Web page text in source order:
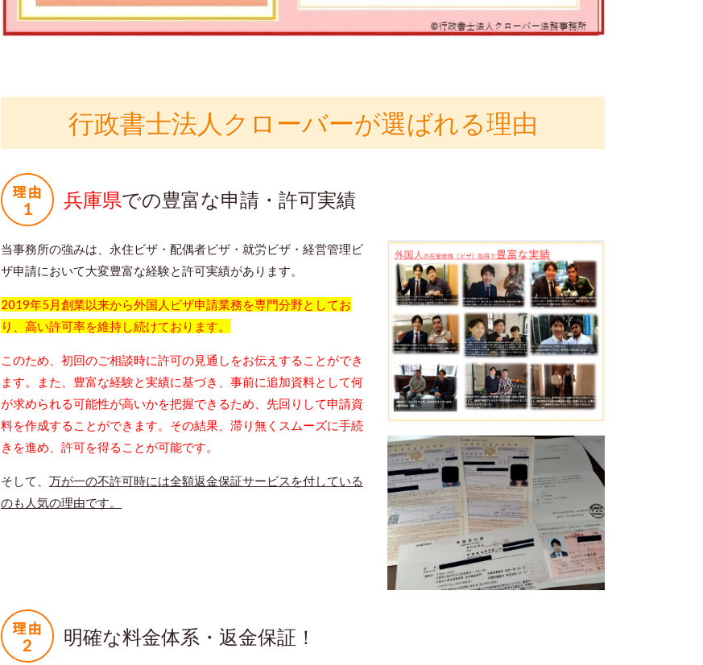
行政書士法人クローバーが選ばれる理由
兵庫県での豊富な申請・許可実績
当事務所の強みは、永住ビザ・配偶者ビザ・就労ビザ・経営管理ビ
ザ申請において大変豊富な経験と許可実績があります。
2019年5月創業以来から外国人ビザ申請業務を専門分野としてお
り、高い許可率を維持し続けております。
このため、初回のご相談時に許可の見通しをお伝えすることができ
ます。また、豊富な経験と実績に基づき、事前に追加資料として何
が求められる可能性が高いかを把握できるため、先回りして申請資
料を作成することができます。その結果、滞り無くスムーズに手続
きを進め、許可を得ることが可能です。
そして、 万が一の不許可時には全額返金保証サービスを付している
のも人気の理由です。
明確な料金体系・返金保証！